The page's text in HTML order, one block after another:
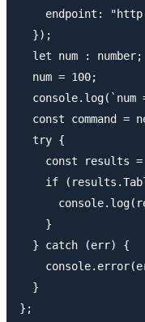
endpoint:
  });
  let num : number;
  num = 100;
console.log(`num
const command =
  try {
const results
if
    }
  } catch (err) {
  }
};